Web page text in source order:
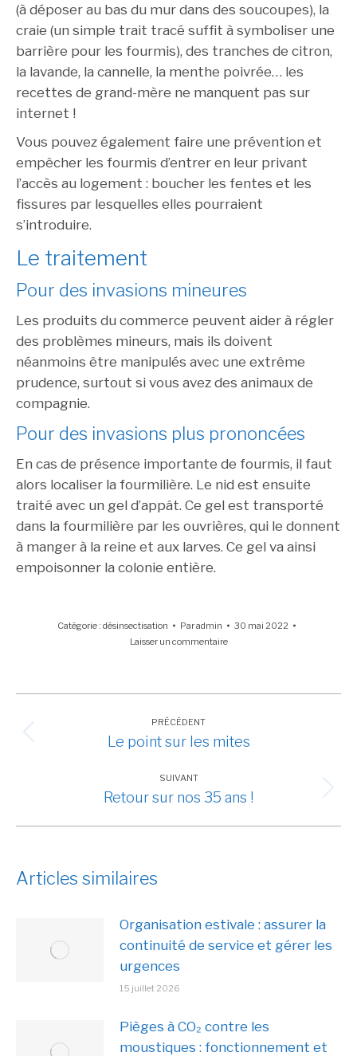
(à déposer au bas du mur dans des soucoupes), la
craie (un simple trait tracé suffit à symboliser une
barrière pour les fourmis), des tranches de citron,
la lavande, la cannelle, la menthe poivrée… les
recettes de grand-mère ne manquent pas sur
internet !
Vous pouvez également faire une prévention et
empêcher les fourmis d’entrer en leur privant
l’accès au logement : boucher les fentes et les
fissures par lesquelles elles pourraient
s’introduire.
Le traitement
Pour des invasions mineures
Les produits du commerce peuvent aider à régler
des problèmes mineurs, mais ils doivent
néanmoins être manipulés avec une extrême
prudence, surtout si vous avez des animaux de
compagnie.
Pour des invasions plus prononcées
En cas de présence importante de fourmis, il faut
alors localiser la fourmilière. Le nid est ensuite
traité avec un gel d’appât. Ce gel est transporté
dans la fourmilière par les ouvrières, qui le donnent
à manger à la reine et aux larves. Ce gel va ainsi
empoisonner la colonie entière.
Catégorie : désinsectisation Paradmin
30 mai 2022
Laisser un commentaire
article
PRÉCÉDENT
Article
:
Le point sur les mites
SUIVANT
Article
Retour sur nos 35 ans !
Articles similaires
Organisation estivale : assurer la
continuité de service et gérer les
urgences
15 juillet 2026
Pièges à CO₂ contre les
moustiques : fonctionnement et